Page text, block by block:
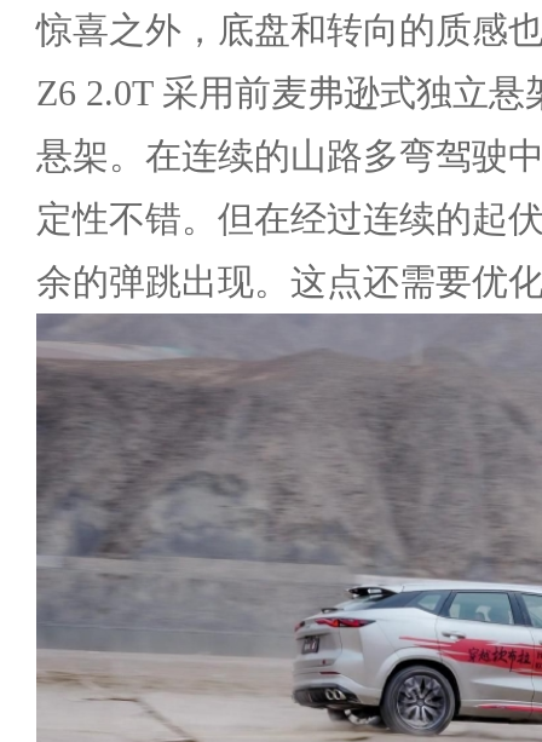
惊喜之外，底盘和转向的质感
Z6 2.0T 采用前麦弗逊式独立
悬架。在连续的山路多弯驾驶
定性不错。但在经过连续的起
余的弹跳出现。这点还需要优